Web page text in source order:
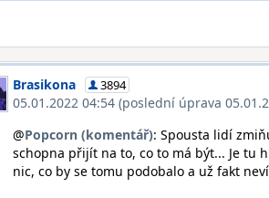
Brasikona 3894
05.01.2022 04:54 (poslední úprava
@Popcorn (komentář): Spousta lidí
schopna přijít na to, co to má být... Je tu
nic, co by se tomu podobalo a už fakt